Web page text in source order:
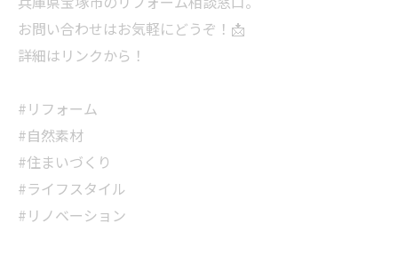
お問い合わせはお気軽にどうぞ！📩
詳細はリンクから！
#リフォーム
#自然素材
#住まいづくり
#ライフスタイル
#リノベーション